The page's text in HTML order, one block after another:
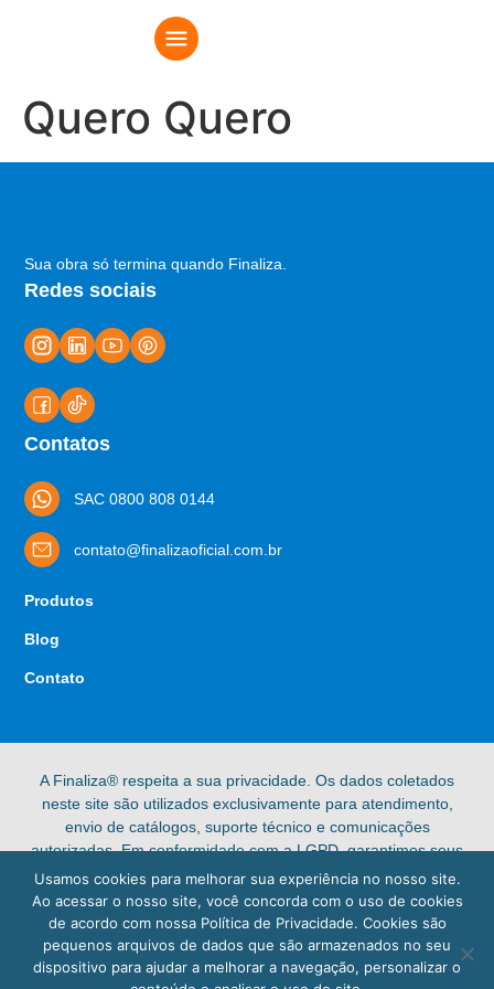
Quero Quero
Sua obra só termina quando Finaliza.
Redes sociais
Contatos
SAC 0800 808 0144
contato@finalizaoficial.com.br
Produtos
Blog
Contato
A Finaliza® respeita a sua privacidade. Os dados coletados
neste site são utilizados exclusivamente para atendimento,
envio de catálogos, suporte técnico e comunicações
autorizadas. Em conformidade com a LGPD, garantimos seus
direitos de acesso, retificação e exclusão de dados pessoais.
Confira nossa [Política de Privacidade] completa para mais
informações.
© 2025 Finaliza®. Todos os direitos reservados.
Usamos cookies para melhorar sua experiência no nosso site.
Ao acessar o nosso site, você concorda com o uso de cookies
de acordo com nossa Política de Privacidade. Cookies são
pequenos arquivos de dados que são armazenados no seu
dispositivo para ajudar a melhorar a navegação, personalizar o